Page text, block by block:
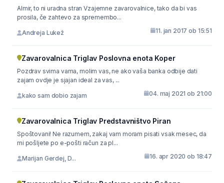
Almir, to ni uradna stran Vzajemne zavarovalnice, tako da bi vas
prosila, če zahtevo za spremembo...
Andreja Lukež 11. jan 2017 ob 15:51
Zavarovalnica Triglav Poslovna enota Koper
Pozdrav svima vama, molim vas, ne ako vaša banka odbije dati
zajam ovdje je sjajan ideal za vas, ...
kako sam dobio zajam 04. maj 2021 ob 21:00
Zavarovalnica Triglav Predstavništvo Piran
Spoštovani! Ne razumem, zakaj vam moram pisati vsak mesec, da
mi pošljete po e-pošti račun za pl...
Marijan Gerdej, D... 16. apr 2020 ob 18:47